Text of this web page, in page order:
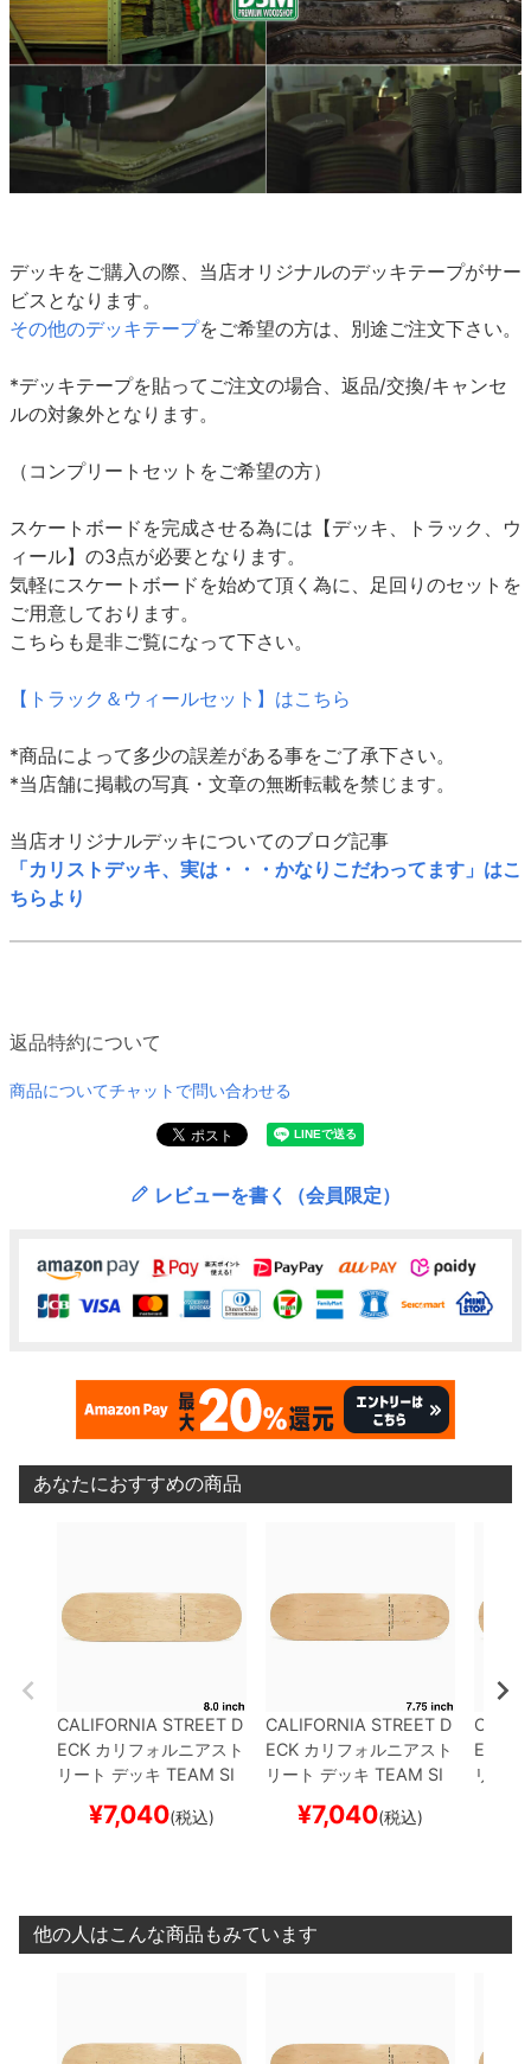
デッキをご購入の際、当店オリジナルのデッキテープがサー
ビスとなります。
その他のデッキテープをご希望の方は、別途ご注文下さい。
*デッキテープを貼ってご注文の場合、返品/交換/キャンセ
ルの対象外となります。
（コンプリートセットをご希望の方）
スケートボードを完成させる為には【デッキ、トラック、ウ
ィール】の3点が必要となります。
気軽にスケートボードを始めて頂く為に、足回りのセットを
ご用意しております。
こちらも是非ご覧になって下さい。
【トラック＆ウィールセット】はこちら
*商品によって多少の誤差がある事をご了承下さい。
*当店舗に掲載の写真・文章の無断転載を禁じます。
当店オリジナルデッキについてのブログ記事
「カリストデッキ、実は・・・かなりこだわってます」はこ
ちらより
返品特約について
商品についてチャットで問い合わせる
レビューを書く（会員限定）
あなたにおすすめの商品
CALIFORNIA STREET D
ECK カリフォルニアスト
リート デッキ TEAM SI
ンク（DSM）スケート
¥7,040(税込)
CALIFORNIA STREET D
ECK カリフォルニアスト
リート デッキ TEAM SI
ンク（DSM）スケート
¥7,040(税込)
ECK
リート
他の人はこんな商品もみています